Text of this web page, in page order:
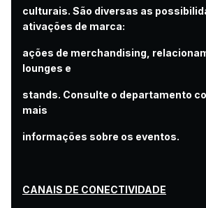
culturais. São diversas as
ativações de marca:
ações de merchandising,
lounges e
stands. Consulte o departamento
mais
informações sobre os eventos.
CANAIS DE CONECTIVIDADE